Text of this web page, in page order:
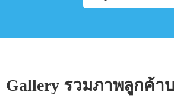
Gallery รวมภาพลูกค้า